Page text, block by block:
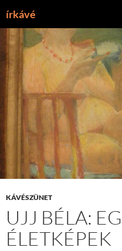
írkávé
KÁVÉSZÜNET
UJJ BÉLA:
ÉLETKÉPEK